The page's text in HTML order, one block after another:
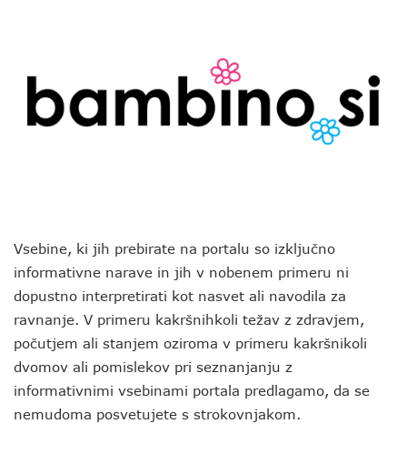
Vsebine, ki jih prebirate na portalu so izključno
informativne narave in jih v nobenem primeru ni
dopustno interpretirati kot nasvet ali navodila za
ravnanje. V primeru kakršnihkoli težav z zdravjem,
počutjem ali stanjem oziroma v primeru kakršnikoli
dvomov ali pomislekov pri seznanjanju z
informativnimi vsebinami portala predlagamo, da se
nemudoma posvetujete s strokovnjakom.